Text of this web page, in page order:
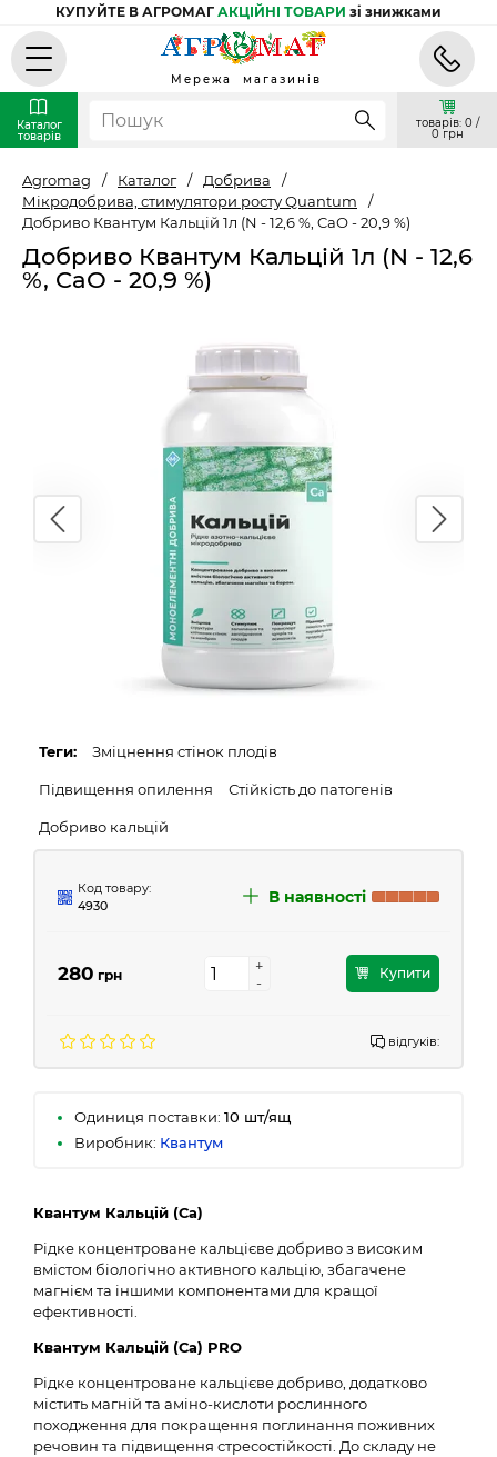
КУПУЙТЕ В АГРОМАГ АКЦІЙНІ ТОВАРИ зі знижками
Мережа магазинів
Каталог
товарів
товарів: 0 /
0 грн
Agromag / Каталог / Добрива
/
Мікродобрива, стимулятори росту Quantum
/
Добриво Квантум Кальцій 1л (N - 12,6 %, CaО - 20,9 %)
Добриво Квантум Кальцій 1л (N - 12,6
%, CaО - 20,9 %)
Теги: Зміцнення стінок плодів
Підвищення опилення Стійкість до патогенів
Добриво кальцій
Код товару:
4930
В наявності
280 грн
+
-
+
-
Купити
відгуків:
Одиниця поставки: 10 шт/ящ
Виробник: Квантум
Квантум Кальцій (Са)
Рідке концентроване кальцієве добриво з високим
вмістом біологічно активного кальцію, збагачене
магнієм та іншими компонентами для кращої
ефективності.
Квантум Кальцій (Са) PRO
Рідке концентроване кальцієве добриво, додатково
містить магній та аміно-кислоти рослинного
походження для покращення поглинання поживних
речовин та підвищення стресостійкості. До складу не